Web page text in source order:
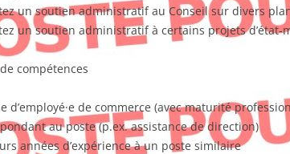
un soutien administratif au Conseil sur divers
un soutien administratif à certains projets d’état-
compétences
d’employé·e de commerce (avec maturité
au poste (p.ex. assistance de direction)
années d’expérience à un poste similaire